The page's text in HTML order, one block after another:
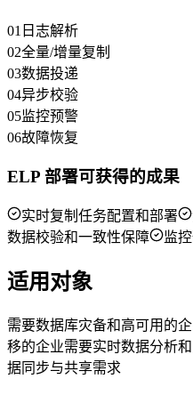
01 日志解析
02全量/增量复制
03数据投递
04异步校验
05监控预警
06故障恢复
ELP 部署可获得的成果
实时复制任务配置和部署
数据校验和一致性保障
监
适用对象
需要数据库灾备和高可用的
移的企业需要实时数据分析
据同步与共享需求